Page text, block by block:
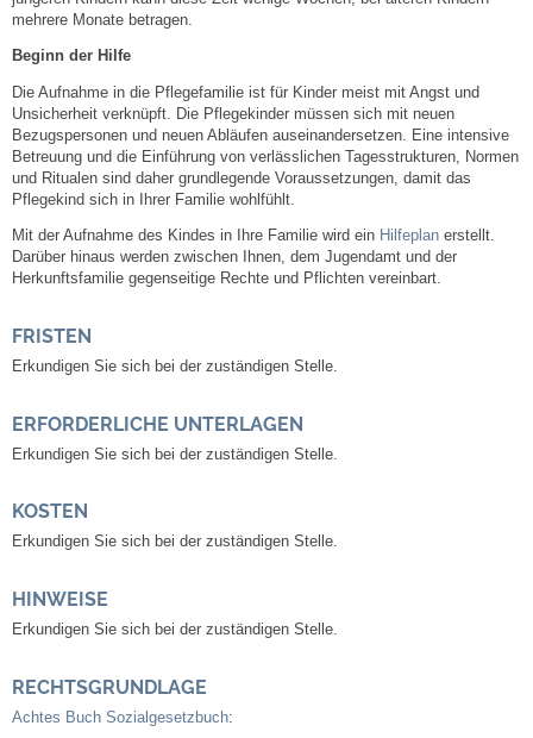
Bezirksschornsteinfeger
Laufende beschränkte Ausschreibungen
Bebauungspläne
Fortschreibung Flächennutzungsplan
Kommunale Wärmeplanung
Notruf
Schulen
Kindergärten
Kirchen & Religionen
mehrere Monate betragen.
Beginn der Hilfe
Die Aufnahme in die Pflegefamilie ist für Kinder meist mit Angst und
Unsicherheit verknüpft. Die Pflegekinder müssen sich mit neuen
Bezugspersonen und neuen Abläufen auseinandersetzen. Eine intensive
Betreuung und die Einführung von verlässlichen Tagesstrukturen, Normen
und Ritualen sind daher grundlegende Voraussetzungen, damit das
Pflegekind sich in Ihrer Familie wohlfühlt.
Mit der Aufnahme des Kindes in Ihre Familie wird ein Hilfeplan erstellt.
Darüber hinaus werden zwischen Ihnen, dem Jugendamt und der
Herkunftsfamilie gegenseitige Rechte und Pflichten vereinbart.
FRISTEN
Erkundigen Sie sich bei der zuständigen Stelle.
ERFORDERLICHE UNTERLAGEN
Erkundigen Sie sich bei der zuständigen Stelle.
KOSTEN
Erkundigen Sie sich bei der zuständigen Stelle.
HINWEISE
Erkundigen Sie sich bei der zuständigen Stelle.
RECHTSGRUNDLAGE
Achtes Buch Sozialgesetzbuch: